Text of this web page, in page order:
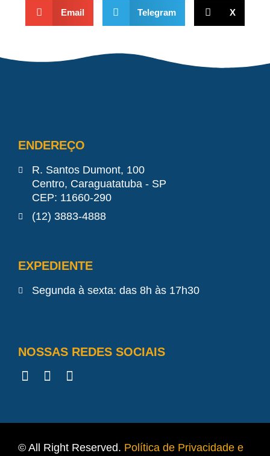
Email Telegram X
ENDEREÇO
R. Santos Dumont, 100
Centro, Caraguatatuba - SP
CEP: 11660-290
(12) 3883-4888
EXPEDIENTE
Segunda à sexta: das 8h às 17h30
NOSSAS REDES SOCIAIS
© All Right Reserved. Política de Privacidade e